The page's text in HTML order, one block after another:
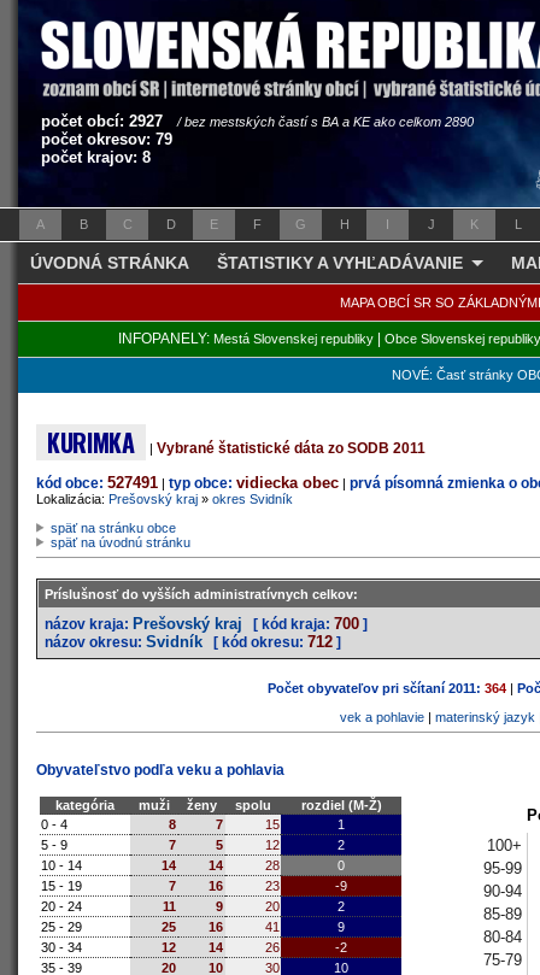
počet obcí: 2927 / bez mestských častí s BA a KE ako celkom 2890
počet okresov: 79
počet krajov: 8
A B C D E F G H I J K L
ÚVODNÁ STRÁNKA ŠTATISTIKY A VYHĽADÁVANIE
MAPA OBCÍ SR SO
INFOPANELY: Mestá Slovenskej republiky| Obce Slovenskej republiky
NOVÉ: Časť stránky
KURIMKA | Vybrané štatistické dáta zo SODB 2011
kód obce: 527491 | typ obce: vidiecka obec | prvá písomná zmienka o
Lokalizácia: Prešovský kraj » okres Svidník
späť na stránku obce
späť na úvodnú stránku
Príslušnosť do vyšších administratívnych celkov:
názov kraja: Prešovský kraj [ kód kraja: 700 ]
názov okresu: Svidník [ kód okresu: 712 ]
Počet obyvateľov pri sčítaní 2011: 364 |
vek a pohlavie| materinský jazyk
Obyvateľstvo podľa veku a pohlavia
kategória muži ženy spolu
rozdiel (M-Ž)
0 - 4
8 7 15
1
5 - 9
7 5 12
2
10 - 14
14 14 28
0
15 - 19
7 16 23
-9
20 - 24
11 9 20
2
25 - 29
25 16 41
9
30 - 34
12 14 26
-2
35 - 39
20 10 30
10
100+
95-99
90-94
85-89
80-84
75-79